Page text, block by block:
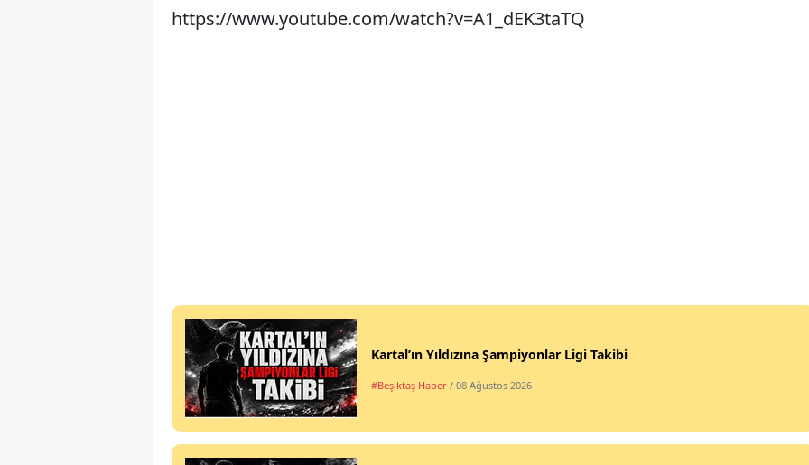
https://www.youtube.com/watch?v=A1_dEK3taTQ
Kartal’ın Yıldızına Şampiyonlar Ligi Takibi
#Beşiktaş Haber / 08 Ağustos 2026